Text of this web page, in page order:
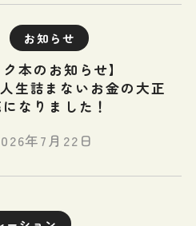
お知らせ
本のお知らせ】
生詰まないお金の大正
なりました！
年7月22日